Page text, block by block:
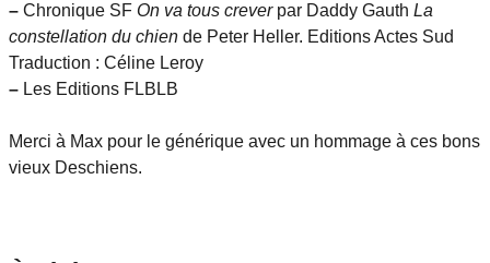
– Chronique SF On va tous crever par Daddy Gauth La
constellation du chien de Peter Heller. Editions Actes Sud
Traduction : Céline Leroy
– Les Editions FLBLB
Merci à Max pour le générique avec un hommage à ces bons
vieux Deschiens.